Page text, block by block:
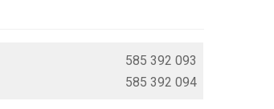
585 392 093
585 392 094